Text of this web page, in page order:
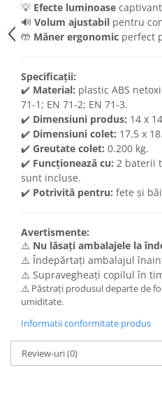
💡 Efecte luminoase
🔊 Volum ajustabil pentru
🤲 Mâner ergonomic perfect
Specificații:
✔️ Material: plastic ABS
71-1; EN 71-2; EN 71-3.
✔️ Dimensiuni produs: 14 x
✔️ Dimensiuni colet: 17.5 x
✔️ Greutate colet: 0.200 kg.
✔️ Funcționează cu: 2 baterii
sunt incluse.
✔️ Potrivită pentru: fete și
Avertismente:
⚠️ Nu lăsați ambalajele la
⚠️ Îndepărtați ambalajul
⚠️ Supravegheați copilul în
⚠️ Păstrați produsul departe de
umiditate.
Informatii conformitate produs
Review-uri(0)